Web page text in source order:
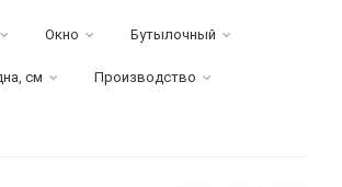
Окно Бутылочный
см Производство